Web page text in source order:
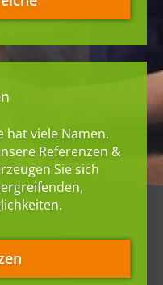
für die Zukunft in
Cookies für diese
Ihre Einwilligung
hat viele Namen.
Referenzen &
Sie sich